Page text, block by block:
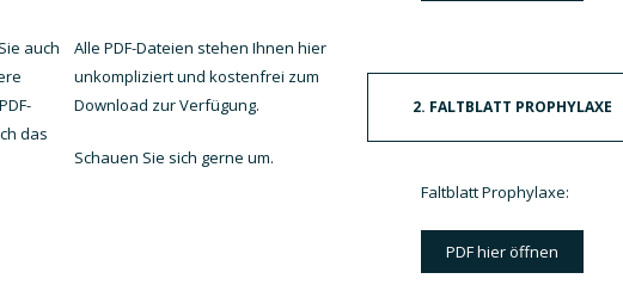
auch
das
Alle PDF-Dateien stehen Ihnen hier
unkompliziert und kostenfrei zum
Download zur Verfügung.
Schauen Sie sich gerne um.
2. FALTBLATT PROPHYLAXE
Faltblatt Prophylaxe:
PDF hier öffnen